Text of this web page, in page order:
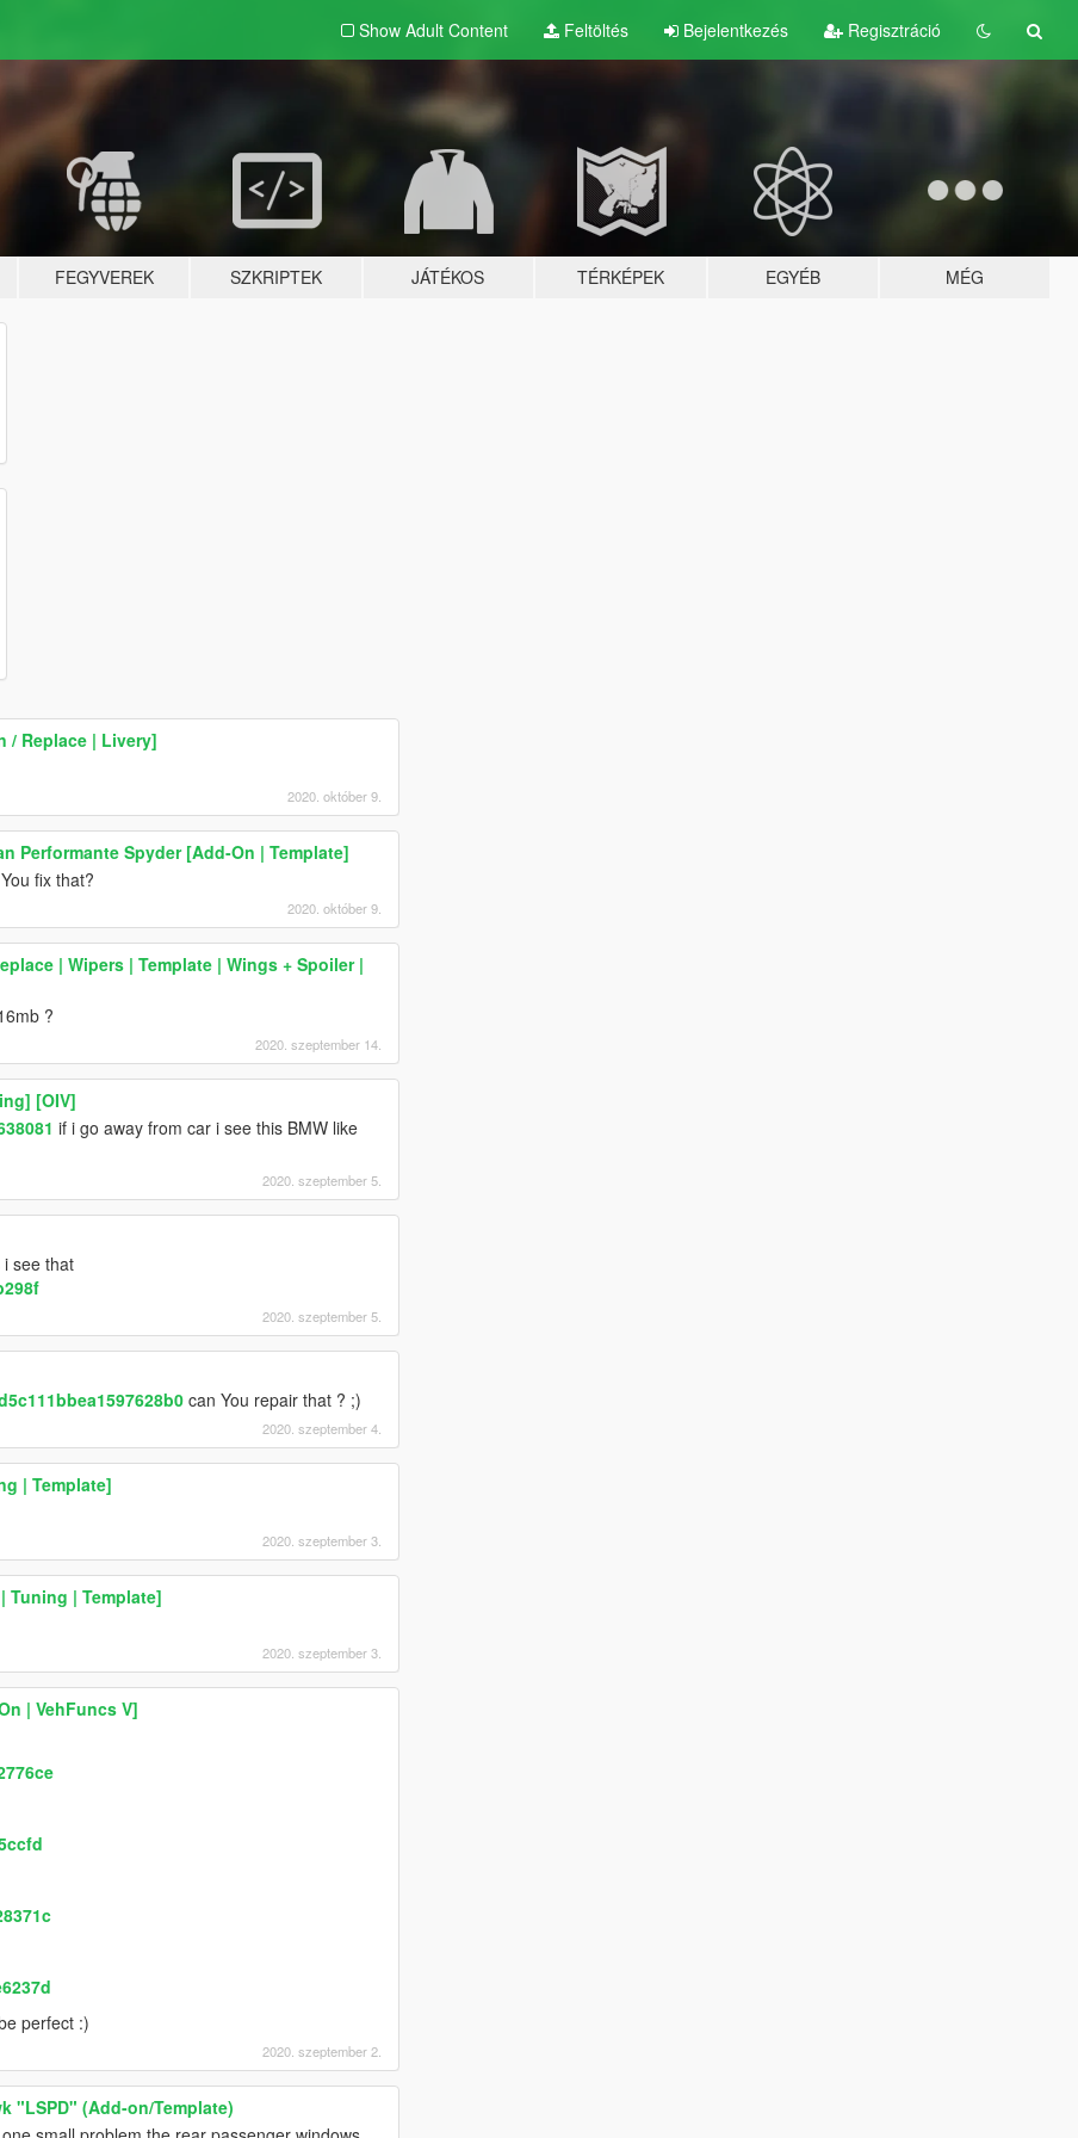
Show Adult Content Feltöltés Bejelentkezés Regisztráció
FEGYVEREK SZKRIPTEK JÁTÉKOS TÉRKÉPEK EGYÉB MÉG
/ Replace | Livery]
2020. október 9.
Performante Spyder [Add-On | Template]
fix that?
2020. október 9.
| Wipers | Template | Wings + Spoiler |
?
2020. szeptember 14.
[OIV]
if i go away from car i see this BMW like
2020. szeptember 5.
see that
2020. szeptember 5.
can You repair that ? ;)
2020. szeptember 4.
| Template]
2020. szeptember 3.
Tuning | Template]
2020. szeptember 3.
| VehFuncs V]
perfect :)
2020. szeptember 2.
"LSPD" (Add-on/Template)